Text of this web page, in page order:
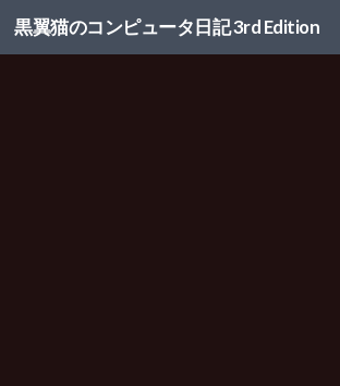
コンテンツへスキップ
黒翼猫のコンピュータ日記 3rd Edition